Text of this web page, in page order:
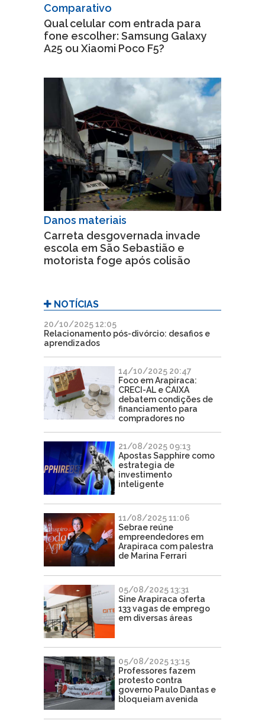
Comparativo
Qual celular com entrada para
fone escolher: Samsung Galaxy
A25 ou Xiaomi Poco F5?
Danos materiais
Carreta desgovernada invade
escola em São Sebastião e
motorista foge após colisão
NOTÍCIAS
20/10/2025 12:05
Relacionamento pós-divórcio: desafios e
aprendizados
14/10/2025 20:47
Foco em Arapiraca:
CRECI-AL e CAIXA
debatem condições de
financiamento para
compradores no
21/08/2025 09:13
Apostas Sapphire como
estrategia de
investimento
inteligente
11/08/2025 11:06
Sebrae reúne
empreendedores em
Arapiraca com palestra
de Marina Ferrari
05/08/2025 13:31
Sine Arapiraca oferta
133 vagas de emprego
em diversas áreas
05/08/2025 13:15
Professores fazem
protesto contra
governo Paulo Dantas e
bloqueiam avenida